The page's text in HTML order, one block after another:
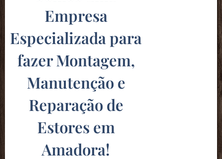
Empresa
Especializada para
fazer Montagem,
Manutenção e
Reparação de
Estores em
Amadora!